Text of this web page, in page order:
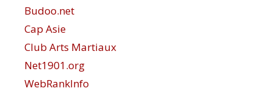
Budoo.net
Cap Asie
Club Arts Martiaux
Net1901.org
WebRankInfo